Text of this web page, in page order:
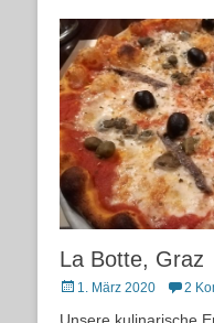
La Botte, Graz
Posted
1. März 2020 2